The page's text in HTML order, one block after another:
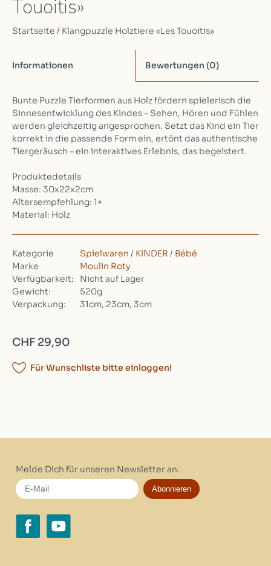
Touoitis»
Startseite / Klangpuzzle Holztiere «Les Touoitis»
Informationen Bewertungen (0)
Bunte Puzzle Tierformen aus Holz fördern spielerisch die
Sinnesentwicklung des Kindes – Sehen, Hören und Fühlen
werden gleichzeitig angesprochen. Setzt das Kind ein Tier
korrekt in die passende Form ein, ertönt das authentische
Tiergeräusch – ein interaktives Erlebnis, das begeistert.
Produktedetails
Masse: 30x22x2cm
Altersempfehlung: 1+
Material: Holz
Kategorie Spielwaren / KINDER / Bébé
Marke
Moulin Roty
Verfügbarkeit:
Nicht auf Lager
Gewicht:
520g
Verpackung:
31cm, 23cm, 3cm
CHF 29,90
Für Wunschliste bitte einloggen!
Melde Dich für unseren Newsletter an:
Abonnieren